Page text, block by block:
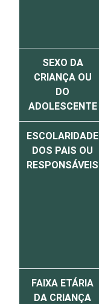
SEXO DA
CRIANÇA OU
DO
ADOLESCENTE
ESCOLARIDADE
DOS PAIS OU
RESPONSÁVEIS
FAIXA ETÁRIA
DA CRIANÇA